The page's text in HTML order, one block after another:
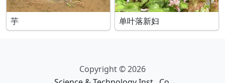
芋 单叶落新妇
Copyright © 2026